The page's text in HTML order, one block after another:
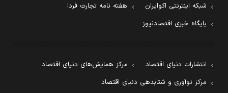
شبکه اینترنتی اکوایران
هفته نامه تجارت فردا
پایگاه خبری اقتصادنیوز
انتشارات دنیای اقتصاد
مرکز همایش‌های دنیای اقتصاد
مرکز نوآوری و شتابدهی دنیای اقتصاد